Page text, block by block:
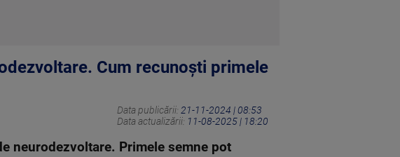
Cum recunoști primele
Data publicării: 21-11-2024 | 08:53
Data actualizării: 11-08-2025 | 18:20
neurodezvoltare. Primele semne pot